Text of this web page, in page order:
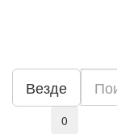
Везде
0